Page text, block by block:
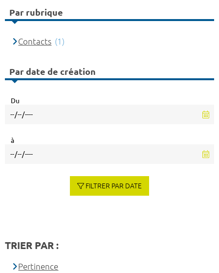
Par rubrique
Contacts (1)
Par date de création
Du
à
FILTRER PAR DATE
TRIER PAR :
Pertinence